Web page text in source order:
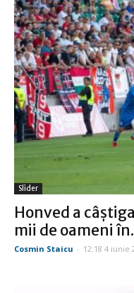
Slider
Honved a
mii de oameni
Cosmin Staicu - 12:18 4 iunie